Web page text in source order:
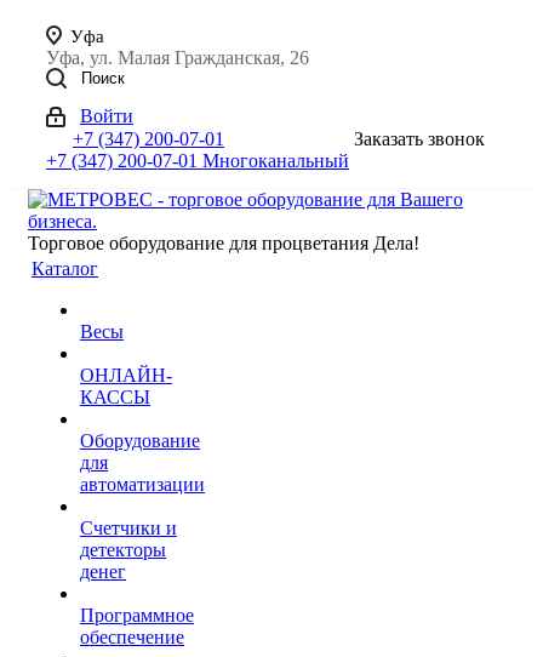
Уфа
Уфа, ул. Малая Гражданская, 26
Поиск
Войти
+7 (347) 200-07-01
+7 (347) 200-07-01 Многоканальный
Заказать звонок
Торговое оборудование для процветания Дела!
Каталог
Весы
ОНЛАЙН-
КАССЫ
Оборудование
для
автоматизации
Счетчики и
детекторы
денег
Программное
обеспечение